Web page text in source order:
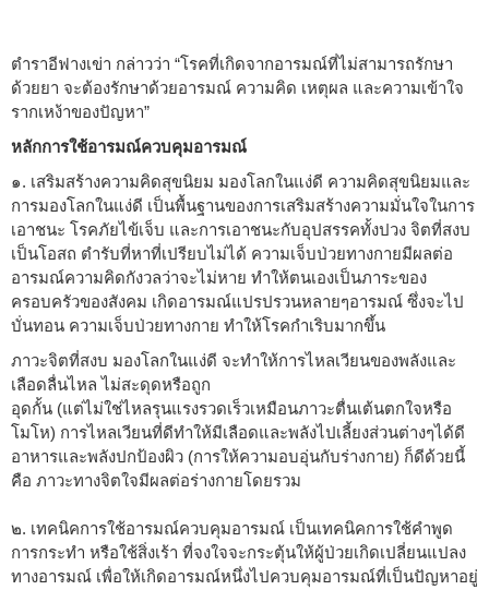
ตำราอีฟางเข่า กล่าวว่า “โรคที่เกิดจากอารมณ์ที่ไม่สามารถรักษา
ด้วยยา จะต้องรักษาด้วยอารมณ์ ความคิด เหตุผล และความเข้าใจ
รากเหง้าของปัญหา”
หลักการใช้อารมณ์ควบคุมอารมณ์
๑. เสริมสร้างความคิดสุขนิยม มองโลกในแง่ดี ความคิดสุขนิยมและ
การมองโลกในแง่ดี เป็นพื้นฐานของการเสริมสร้างความมั่นใจในการ
เอาชนะ โรคภัยไข้เจ็บ และการเอาชนะกับอุปสรรคทั้งปวง จิตที่สงบ
เป็นโอสถ ตำรับที่หาที่เปรียบไม่ได้ ความเจ็บป่วยทางกายมีผลต่อ
อารมณ์ความคิดกังวลว่าจะไม่หาย ทำให้ตนเองเป็นภาระของ
ครอบครัวของสังคม เกิดอารมณ์แปรปรวนหลายๆอารมณ์ ซึ่งจะไป
บั่นทอน ความเจ็บป่วยทางกาย ทำให้โรคกำเริบมากขึ้น
ภาวะจิตที่สงบ มองโลกในแง่ดี จะทำให้การไหลเวียนของพลังและ
เลือดลื่นไหล ไม่สะดุดหรือถูก
อุดกั้น (แต่ไม่ใช่ไหลรุนแรงรวดเร็วเหมือนภาวะตื่นเต้นตกใจหรือ
โมโห) การไหลเวียนที่ดีทำให้มีเลือดและพลังไปเลี้ยงส่วนต่างๆได้ดี
อาหารและพลังปกป้องผิว (การให้ความอบอุ่นกับร่างกาย) ก็ดีด้วยนี้
คือ ภาวะทางจิตใจมีผลต่อร่างกายโดยรวม
๒. เทคนิคการใช้อารมณ์ควบคุมอารมณ์ เป็นเทคนิคการใช้คำพูด
การกระทำ หรือใช้สิ่งเร้า ที่จงใจจะกระตุ้นให้ผู้ป่วยเกิดเปลี่ยนแปลง
ทางอารมณ์ เพื่อให้เกิดอารมณ์หนึ่งไปควบคุมอารมณ์ที่เป็นปัญหาอยู่